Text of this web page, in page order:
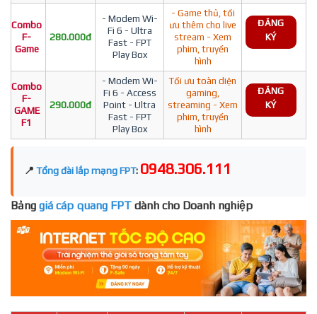
Combo
F-
Game
280.000đ
- Modem Wi-
Fi 6 - Ultra
Fast - FPT
Play Box
- Game thủ, tối
ưu thêm cho live
stream - Xem
phim, truyền
hình
ĐĂNG
KÝ
Combo
F-
GAME
F1
290.000đ
- Modem Wi-
Fi 6 - Access
Point - Ultra
Fast - FPT
Play Box
Tối ưu toàn diện
gaming,
streaming - Xem
phim, truyền
hình
ĐĂNG
KÝ
📍 Tổng đài lắp mạng FPT: 0948.306.111
Bảng giá cáp quang FPT dành cho Doanh nghiệp